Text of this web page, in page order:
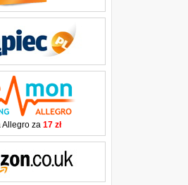
Allegro za 17 zł